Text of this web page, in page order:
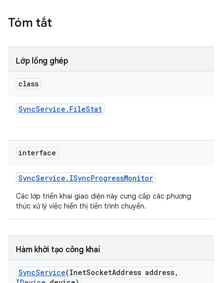
Tóm tắt
Lớp lồng ghép
class
SyncService . FileStat
interface
SyncService . ISyncProgressMonitor
Các lớp triển khai giao diện này cung cấp các phương
thức xử lý việc hiển thị tiến trình chuyển.
Hàm khởi tạo công khai
SyncService(InetSocketAddress address,